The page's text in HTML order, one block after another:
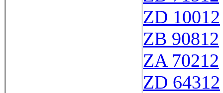
ZD 10012
ZB 90812
ZA 70212
ZD 64312